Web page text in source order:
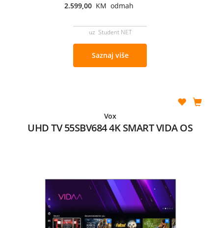
2.599,00 KM odmah
uz Student NET
Saznaj više
Vox
UHD TV 55SBV684 4K SMART VIDA OS